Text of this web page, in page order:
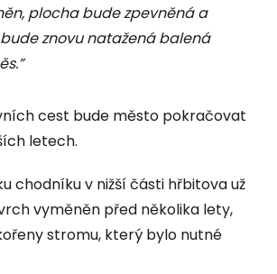
plocha bude zpevněná a
znovu natažená balená
cest bude město pokračovat
letech.
chodníku v nižší části hřbitova už
vyměněn před několika lety,
stromu, který bylo nutné